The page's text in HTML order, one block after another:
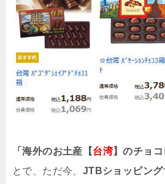
「海外のお土産【台湾】のチョコ
とで、ただ今、 JTBショッピング